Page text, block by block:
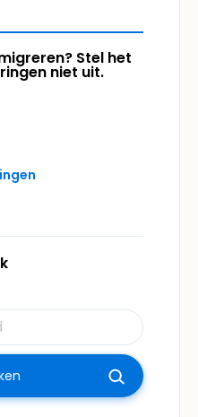
Stel het
niet uit.